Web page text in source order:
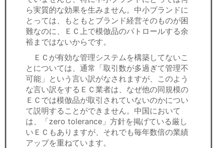
ら実質的な効果を生みません。中小ブランドに
とっては、もともとブランド経営そのものが困
難なのに、ＥＣ上で模倣品のパトロールする余
裕まではないからです。
ＥＣが有効な管理システムを構築してないこ
とについては、通常「取引数が多過ぎて管理不
可能」という言い訳がなされますが、このよう
な言い訳をするＥＣ業者は、なぜ他の同規模の
ＥＣでは模倣品が取引されていないのかについ
て説明することができません。中国において
は、「zero tolerance」方針を掲げている厳し
いＥＣもありますが、それでも毎年数倍の業績
アップを重ねています。